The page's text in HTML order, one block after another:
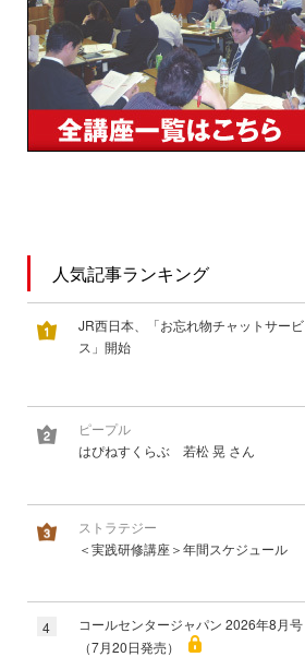
人気記事ランキング
JR西日本、「お忘れ物チャットサービ
ス」開始
ピープル
はぴねすくらぶ 若松 晃 さん
ストラテジー
＜実践研修講座＞年間スケジュール
4
コールセンタージャパン 2026年8月号
（7月20日発売）